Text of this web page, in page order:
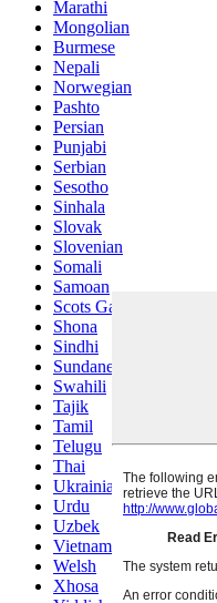
Marathi
Mongolian
Burmese
Nepali
Norwegian
Pashto
Persian
Punjabi
Serbian
Sesotho
Sinhala
Slovak
Slovenian
Somali
Samoan
Scots Gaelic
Shona
Sindhi
Sundanese
Swahili
Tajik
Tamil
Telugu
Thai
Ukrainian
Urdu
Uzbek
Vietnamese
Welsh
Xhosa